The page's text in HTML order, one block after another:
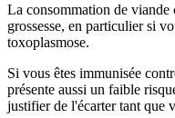
La consommation de viande
grossesse, en particulier si
toxoplasmose.
Si vous êtes immunisée
présente aussi un faible
justifier de l'écarter tant que